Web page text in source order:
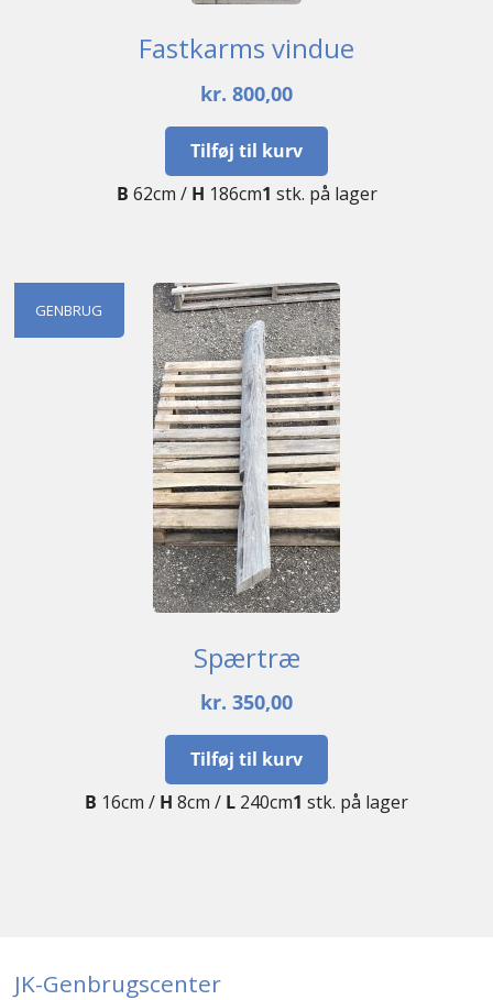
Fastkarms vindue
kr. 800,00
Tilføj til kurv
B 62cm / H 186cm1 stk. på lager
GENBRUG
Spærtræ
kr. 350,00
Tilføj til kurv
B 16cm / H 8cm / L 240cm1 stk. på lager
JK-Genbrugscenter